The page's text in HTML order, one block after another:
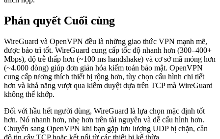
Phán quyết Cuối cùng
WireGuard và OpenVPN đều là những giao thức VPN mạnh mẽ,
được bảo trì tốt. WireGuard cung cấp tốc độ nhanh hơn (300–400+
Mbps), độ trễ thấp hơn (~100 ms handshake) và cơ sở mã mỏng hơn
(~4.000 dòng) giúp đơn giản hóa kiểm toán bảo mật. OpenVPN
cung cấp tương thích thiết bị rộng hơn, tùy chọn cấu hình chi tiết
hơn và khả năng vượt qua kiểm duyệt dựa trên TCP mà WireGuard
không thể khớp.
Đối với hầu hết người dùng, WireGuard là lựa chọn mặc định tốt
hơn. Nó nhanh hơn, nhẹ hơn trên tài nguyên và dễ cấu hình hơn.
Chuyển sang OpenVPN khi bạn gặp lưu lượng UDP bị chặn, cần
độ tin cậy TCP hoặc kết nối từ các thiết bị kế thừa.